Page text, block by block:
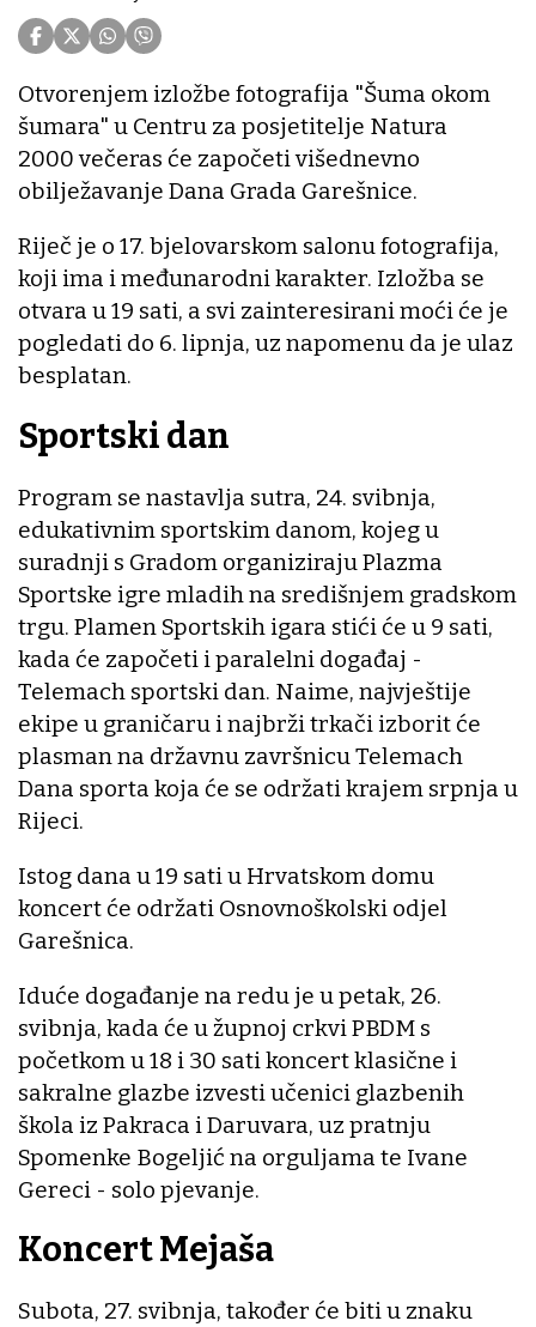
Otvorenjem izložbe fotografija "Šuma okom
šumara" u Centru za posjetitelje Natura
2000 večeras će započeti višednevno
obilježavanje Dana Grada Garešnice.
Riječ je o 17. bjelovarskom salonu fotografija,
koji ima i međunarodni karakter. Izložba se
otvara u 19 sati, a svi zainteresirani moći će je
pogledati do 6. lipnja, uz napomenu da je ulaz
besplatan.
Sportski dan
Program se nastavlja sutra, 24. svibnja,
edukativnim sportskim danom, kojeg u
suradnji s Gradom organiziraju Plazma
Sportske igre mladih na središnjem gradskom
trgu. Plamen Sportskih igara stići će u 9 sati,
kada će započeti i paralelni događaj -
Telemach sportski dan. Naime, najvještije
ekipe u graničaru i najbrži trkači izborit će
plasman na državnu završnicu Telemach
Dana sporta koja će se održati krajem srpnja u
Rijeci.
Istog dana u 19 sati u Hrvatskom domu
koncert će održati Osnovnoškolski odjel
Garešnica.
Iduće događanje na redu je u petak, 26.
svibnja, kada će u župnoj crkvi PBDM s
početkom u 18 i 30 sati koncert klasične i
sakralne glazbe izvesti učenici glazbenih
škola iz Pakraca i Daruvara, uz pratnju
Spomenke Bogeljić na orguljama te Ivane
Gereci - solo pjevanje.
Koncert Mejaša
Subota, 27. svibnja, također će biti u znaku